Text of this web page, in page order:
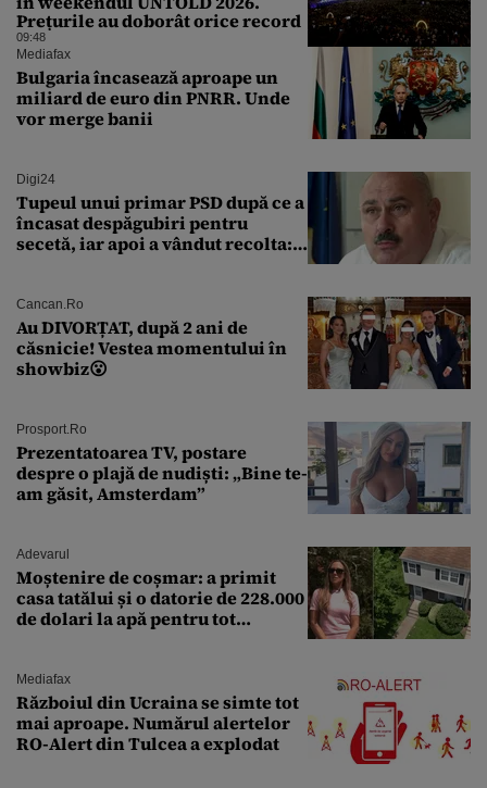
Prețurile au doborât orice record
09:48
Mediafax
Bulgaria încasează aproape un
miliard de euro din PNRR. Unde
vor merge banii
Digi24
Tupeul unui primar PSD după ce a
încasat despăgubiri pentru
secetă, iar apoi a vândut recolta:
Cancan.ro
Au DIVORȚAT, după 2 ani de
căsnicie! Vestea momentului în
showbiz😮
Prosport.ro
Prezentatoarea TV, postare
despre o plajă de nudiști: „Bine te-
am găsit, Amsterdam”
Adevarul
Moștenire de coșmar: a primit
casa tatălui și o datorie de 228.000
de dolari la apă pentru tot
Mediafax
Războiul din Ucraina se simte tot
mai aproape. Numărul alertelor
RO-Alert din Tulcea a explodat